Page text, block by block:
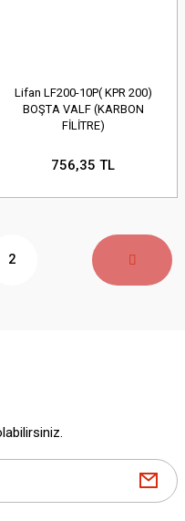
Lifan LF200-10P( KPR 200)
BOŞTA VALF (KARBON
FİLİTRE)
756,35 TL
2